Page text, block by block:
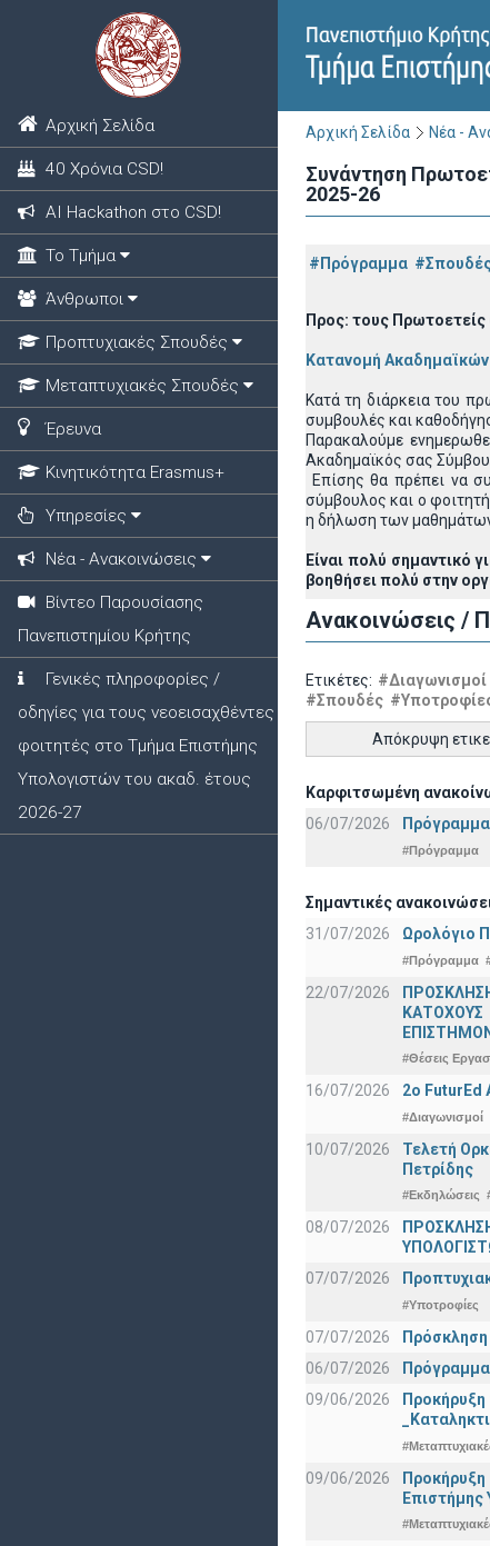
Αρχική Σελίδα
40 Χρόνια CSD!
ΑΙ Hackathon στο CSD!
Το Τμήμα
Άνθρωποι
Προπτυχιακές Σπουδές
Μεταπτυχιακές Σπουδές
Έρευνα
Κινητικότητα Erasmus+
Υπηρεσίες
Νέα - Ανακοινώσεις
Βίντεο Παρουσίασης
Πανεπιστημίου Κρήτης
Γενικές πληροφορίες /
οδηγίες για τους νεοεισαχθέντες
φοιτητές στο Τμήμα Επιστήμης
Υπολογιστών του ακαδ. έτους
2026-27
Αρχική Σελίδα Νέα -
Συνάντηση
2025-26
#Πρόγραμμα
Προς: τους
Κατανομή
Κατά τη διάρκεια του
συμβουλές και
Παρακαλούμε
Ακαδημαϊκός σας
Επίσης θα πρέπει να
σύμβουλος και ο
η δήλωση των
Είναι πολύ σημαντικό
βοηθήσει πολύ στην
Ανακοινώσεις /
Ετικέτες: #Διαγωνισμοί
#Σπουδές
Απόκρυψη
Καρφιτσωμένη
06/07/2026
#Πρόγραμμα
Σημαντικές
31/07/2026
Ωρολόγιο
#Πρόγραμμα
22/07/2026
#Θέσεις
16/07/2026 2o FuturEd
#Διαγωνισμοί
10/07/2026
Τελετή
Πετρίδης
#Εκδηλώσεις
08/07/2026
07/07/2026
#Υποτροφίες
07/07/2026
Πρόσκληση
06/07/2026
Πρόγραμμα
09/06/2026
09/06/2026
Eπιστήμης